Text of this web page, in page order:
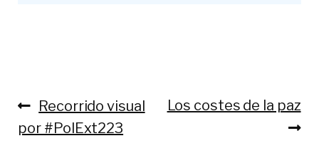
Navegación
de
Anterior:
Recorrido visual
por #PolExt223
Siguiente:
Los costes de la paz